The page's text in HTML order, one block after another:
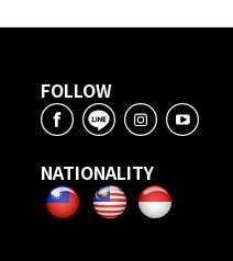
FOLLOW
NATIONALITY